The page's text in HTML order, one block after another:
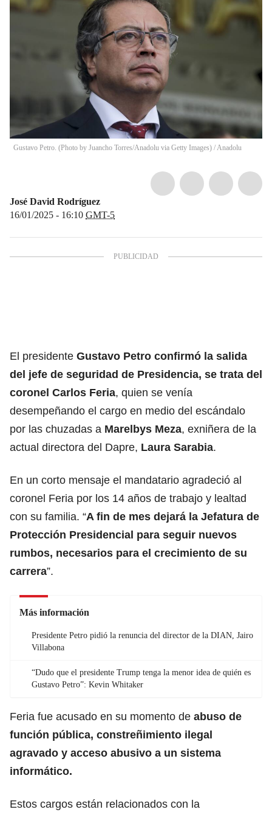
Gustavo Petro. (Photo by Juancho Torres/Anadolu via Getty Images) /Anadolu
José David Rodríguez
16/01/2025 - 16:10 GMT-5
El presidente Gustavo Petro confirmó la salida
del jefe de seguridad de Presidencia, se trata del
coronel Carlos Feria, quien se venía
desempeñando el cargo en medio del escándalo
por las chuzadas a Marelbys Meza, exniñera de la
actual directora del Dapre, Laura Sarabia.
En un corto mensaje el mandatario agradeció al
coronel Feria por los 14 años de trabajo y lealtad
con su familia. “A fin de mes dejará la Jefatura de
Protección Presidencial para seguir nuevos
rumbos, necesarios para el crecimiento de su
carrera”.
Más información
Presidente Petro pidió la renuncia del director de la DIAN, Jairo
Villabona
“Dudo que el presidente Trump tenga la menor idea de quién es
Gustavo Petro”: Kevin Whitaker
Feria fue acusado en su momento de abuso de
función pública, constreñimiento ilegal
agravado y acceso abusivo a un sistema
informático.
Estos cargos están relacionados con la